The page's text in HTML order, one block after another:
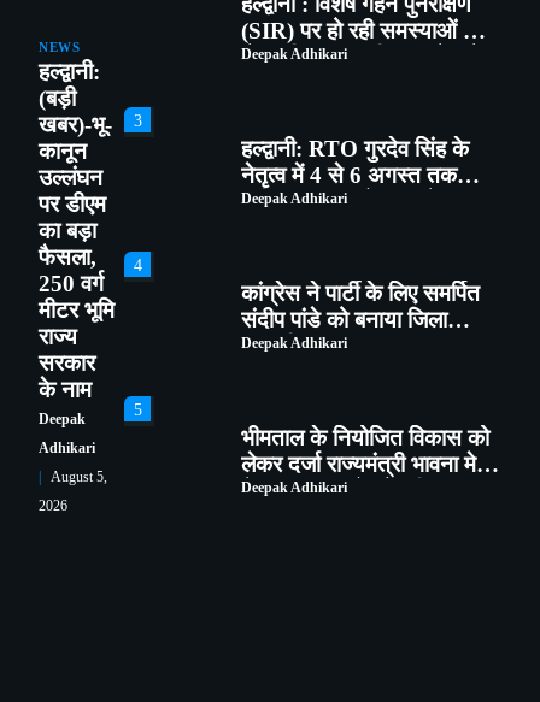
NEWS
हल्द्वानी:
(बड़ी
खबर)-भू-
कानून
उल्लंघन
पर डीएम
का बड़ा
फैसला,
250 वर्ग
मीटर भूमि
राज्य
सरकार
के नाम
Deepak
Adhikari
August 5,
2026
(SIR) पर हो रही समस्याओं को
लेकर विधायक सुमित हृदयेश ने
Deepak Adhikari
3
हल्द्वानी: RTO गुरदेव सिंह के
नेतृत्व में 4 से 6 अगस्त तक
मॉडिफाइड वाहनों पर चलेगा
Deepak Adhikari
4
कांग्रेस ने पार्टी के लिए समर्पित
संदीप पांडे को बनाया जिला
महासचिव
Deepak Adhikari
5
भीमताल के नियोजित विकास को
लेकर दर्जा राज्यमंत्री भावना मेहरा
ने मुख्यमंत्री को सौंपा विस्तृत
Deepak Adhikari